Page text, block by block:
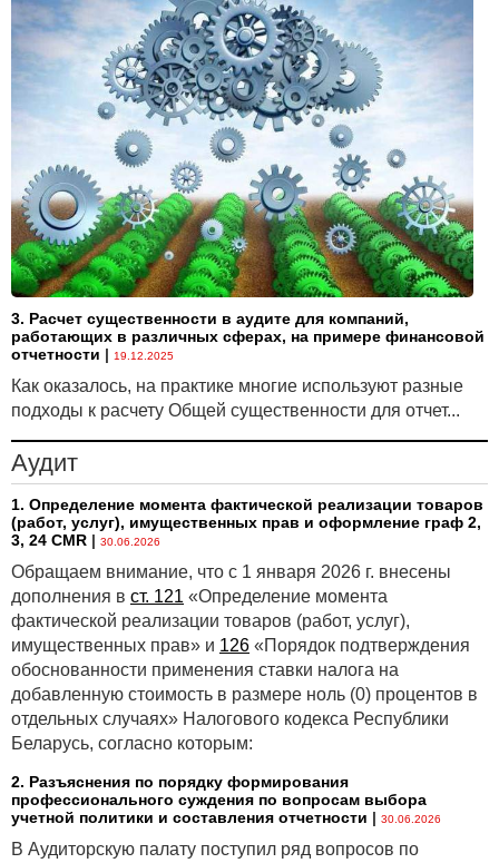
3. Расчет существенности в аудите для компаний,
работающих в различных сферах, на примере финансовой
отчетности | 19.12.2025
Как оказалось, на практике многие используют разные
подходы к расчету Общей существенности для отчет...
Аудит
1. Определение момента фактической реализации товаров
(работ, услуг), имущественных прав и оформление граф 2,
3, 24 CMR | 30.06.2026
Обращаем внимание, что с 1 января 2026 г. внесены
дополнения в ст. 121 «Определение момента
фактической реализации товаров (работ, услуг),
имущественных прав» и 126 «Порядок подтверждения
обоснованности применения ставки налога на
добавленную стоимость в размере ноль (0) процентов в
отдельных случаях» Налогового кодекса Республики
Беларусь, согласно которым:
2. Разъяснения по порядку формирования
профессионального суждения по вопросам выбора
учетной политики и составления отчетности | 30.06.2026
В Аудиторскую палату поступил ряд вопросов по